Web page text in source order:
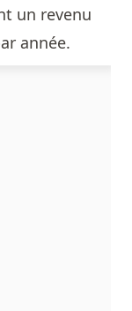
un revenu
année.